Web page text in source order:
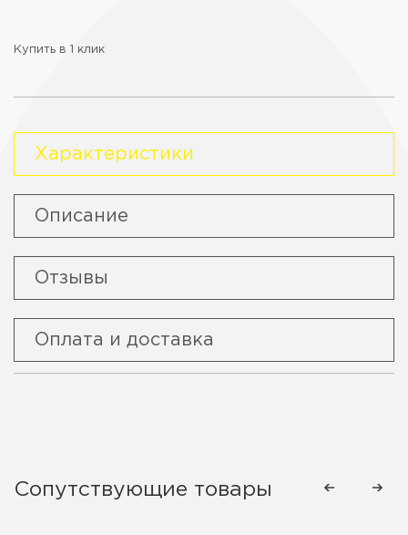
Купить в 1 клик
Характеристики
Описание
Отзывы
Оплата и доставка
Сопутствующие товары